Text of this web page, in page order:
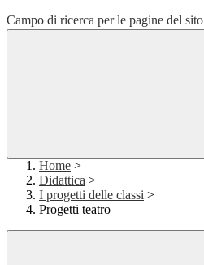
Campo di ricerca per le pagine del sito
Home >
Didattica >
I progetti delle classi >
Progetti teatro